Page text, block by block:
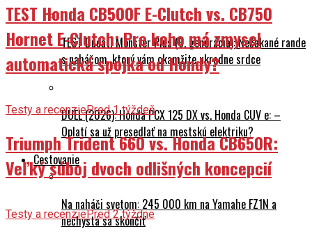
TEST Ducati Monster Plus (6. generácia): Nečakané rande
s naháčom, ktorý vám okamžite ukradne srdce
DUEL (2026): Honda PCX 125 DX vs. Honda CUV e: –
Oplatí sa už presedlať na mestskú elektriku?
Cestovanie
Na naháči svetom: 245 000 km na Yamahe FZ1N a
nechystá sa skončiť
TEST Honda CB500F E-Clutch vs. CB750
Hornet E-Clutch: Pre koho má zmysel
automatická spojka od Hondy?
Testy a recenziePred 1 týždeň
Triumph Trident 660 vs. Honda CB650R:
Veľký súboj dvoch odlišných koncepcií
Testy a recenziePred 2 týždne